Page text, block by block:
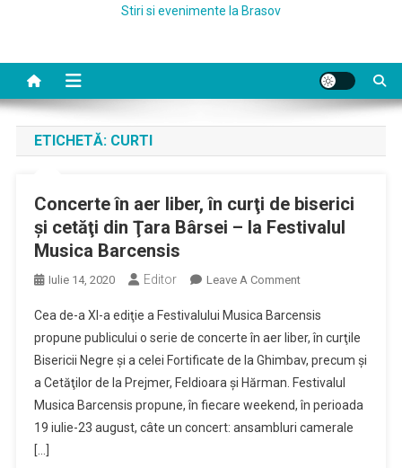
Stiri si evenimente la Brasov
ETICHETĂ: CURTI
Concerte în aer liber, în curţi de biserici
şi cetăţi din Ţara Bârsei – la Festivalul
Musica Barcensis
Iulie 14, 2020 Editor Leave A CommentOn
În
Aer
Liber,
În
Curţi
De
Cea de-a XI-a ediţie a Festivalului Musica Barcensis
propune publicului o serie de concerte în aer liber, în curţile
Bisericii Negre şi a celei Fortificate de la Ghimbav, precum şi
a Cetăţilor de la Prejmer, Feldioara şi Hărman. Festivalul
Musica Barcensis propune, în fiecare weekend, în perioada
19 iulie-23 august, câte un concert: ansambluri camerale
[…]